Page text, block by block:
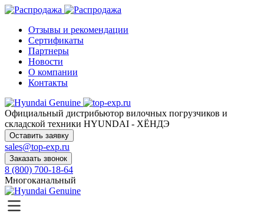
Отзывы и рекомендации
Сертификаты
Партнеры
Новости
О компании
Контакты
Официальный дистрибьютор вилочных погрузчиков и
складской техники HYUNDAI - ХЁНДЭ
Оставить заявку
sales@top-exp.ru
Заказать звонок
8 (800) 700-18-64
Многоканальный